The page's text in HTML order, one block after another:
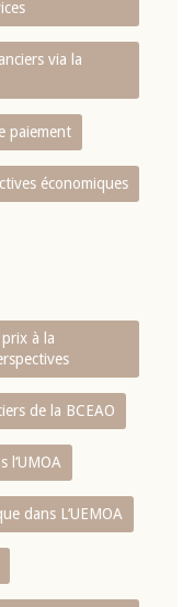
via la
paiement
économiques
à la
de la BCEAO
l‘UMOA
dans L‘UEMOA